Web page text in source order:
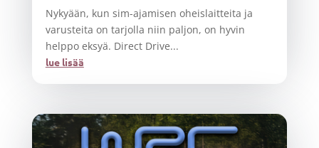
Nykyään, kun sim-ajamisen oheislaitteita ja
varusteita on tarjolla niin paljon, on hyvin
helppo eksyä. Direct Drive...
lue lisää